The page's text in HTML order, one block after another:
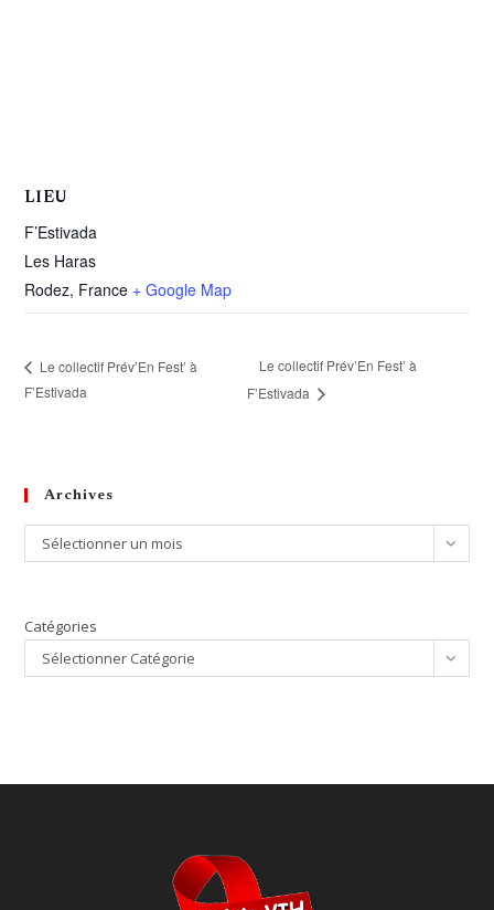
LIEU
F’Estivada
Les Haras
Rodez, France + Google Map
Le collectif Prév’En Fest’ à
F’Estivada
Le collectif Prév’En Fest’ à
F’Estivada
Archives
Archives
Sélectionner un mois
Catégories
Sélectionner Catégorie